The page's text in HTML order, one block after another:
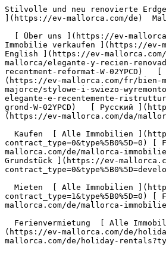
Stilvolle und neu renovierte Erdgeschosswohnung - Engel &amp; Völkers Mallorca                [ ![EV Mallorca](https://cdn.ev-mallorca.com/images/web/EV_Logo_RGB.svg) ](https://ev-mallorca.com/de)  Mallorca  

  [ Über uns ](https://ev-mallorca.com/de/ueber-uns) [ Über Mallorca ](https://ev-mallorca.com/de/ueber-mallorca) [ Kontakt ](https://ev-mallorca.com/de/standorte) [ Immobilie verkaufen ](https://ev-mallorca.com/de/immobilie-auf-mallorca-verkaufen) [    Mein Account  ](https://ev-mallorca.com/de/mein-account)   Deutsch       [ English ](https://ev-mallorca.com/en/mallorca-property/stylish-and-newly-renovated-ground-floor-apartment-W-02YPCD)   [ Español ](https://ev-mallorca.com/es/inmueble-mallorca/elegante-y-recien-renovado-apartamento-en-planta-baja-W-02YPCD)    [ Català ](https://ev-mallorca.com/ca/immoble-mallorca/un-elegant-pis-a-peu-pla-recentment-reformat-W-02YPCD)   [ Svenska ](https://ev-mallorca.com/sv/mallorca-fastighet/stilfull-och-nyrenoverad-lagenhet-pa-bottenvaningen-W-02YPCD)   [ Français ](https://ev-mallorca.com/fr/bien-majorque/appartement-de-rez-de-chaussee-elegant-et-recemment-renove-W-02YPCD)   [ Polski ](https://ev-mallorca.com/pl/nieruchomosc-majorce/stylowe-i-swiezo-wyremontowane-mieszkanie-na-parterze-W-02YPCD)   [ Italiano ](https://ev-mallorca.com/it/immobili-maiorca/appartamento-al-piano-terra-elegante-e-recentemente-ristrutturato-W-02YPCD)   [ Dutch ](https://ev-mallorca.com/nl/mallorca-eigendom/stijlvol-en-onlangs-gerenoveerd-appartement-op-de-begane-grond-W-02YPCD)   [ Русский ](https://ev-mallorca.com/ru/nedvizhimost-mayorka/stilnaia-i-nedavno-otremontirovannaia-kvartira-na-pervom-etaze-W-02YPCD)   [ Dansk ](https://ev-mallorca.com/da/mallorca-ejendom/stilfuld-og-nyrenoveret-lejlighed-i-stueetagen-W-02YPCD)   

  Kaufen  [ Alle Immobilien ](https://ev-mallorca.com/de/mallorca-immobilien?contract_type=0) [ Haus ](https://ev-mallorca.com/de/mallorca-immobilien?contract_type=0&type%5B0%5D=0) [ Finca ](https://ev-mallorca.com/de/mallorca-